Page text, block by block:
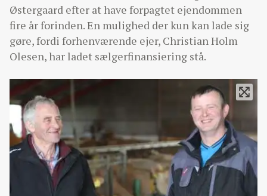
Østergaard efter at have forpagtet ejendommen
fire år forinden. En mulighed der kun kan lade sig
gøre, fordi forhenværende ejer, Christian Holm
Olesen, har ladet sælgerfinansiering stå.